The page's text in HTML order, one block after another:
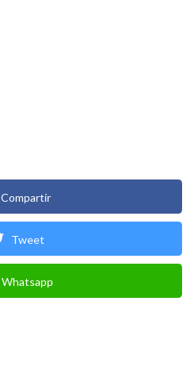
Compartir
Tweet
Whatsapp